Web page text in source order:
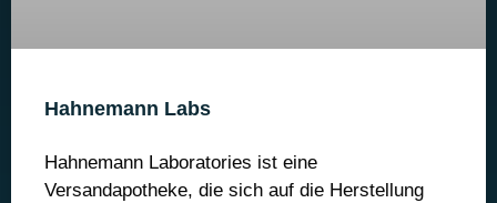
Hahnemann Labs
Hahnemann Laboratories ist eine
Versandapotheke, die sich auf die Herstellung